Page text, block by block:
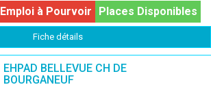
Places Disponibles
Emploi à Pourvoir
Fiche détails
EHPAD BELLEVUE CH DE
BOURGANEUF